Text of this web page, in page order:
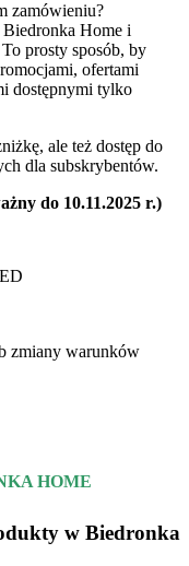
zamówieniu?
Biedronka Home i
prosty sposób, by
ofertami
dostępnymi tylko
ale też dostęp do
dla subskrybentów.
do 10.11.2025 r.)
zmiany warunków
HOME
w Biedronka